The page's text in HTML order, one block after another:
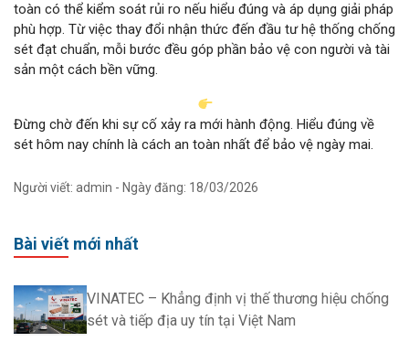
toàn có thể kiểm soát rủi ro nếu hiểu đúng và áp dụng giải pháp
phù hợp. Từ việc thay đổi nhận thức đến đầu tư hệ thống chống
sét đạt chuẩn, mỗi bước đều góp phần bảo vệ con người và tài
sản một cách bền vững.
Đừng chờ đến khi sự cố xảy ra mới hành động. Hiểu đúng về
sét hôm nay chính là cách an toàn nhất để bảo vệ ngày mai.
Người viết: admin - Ngày đăng: 18/03/2026
Bài viết mới nhất
VINATEC – Khẳng định vị thế thương hiệu chống
sét và tiếp địa uy tín tại Việt Nam